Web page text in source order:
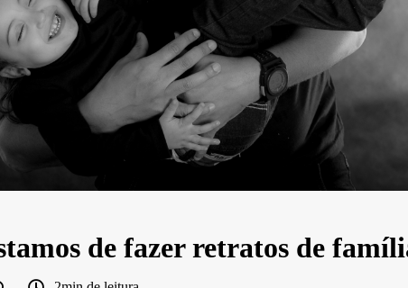
de fazer retratos de